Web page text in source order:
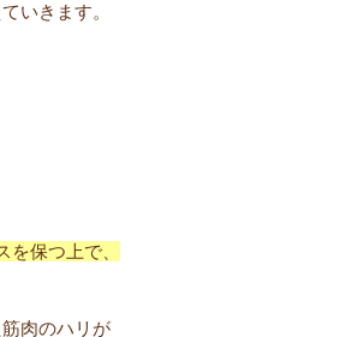
いきます。
保つ上で、
肉のハリが